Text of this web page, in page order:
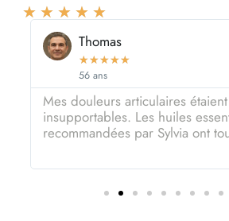
★ ★ ★ ★ ★
Thomas
★★★★★
56 ans
Mes douleurs articulaires étaient
insupportables. Les huiles
recommandées par Sylvia ont